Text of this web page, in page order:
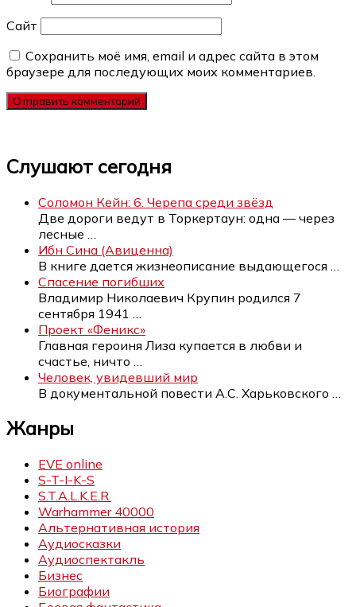
Сайт
Сохранить моё имя, email и адрес сайта в этом
браузере для последующих моих комментариев.
Слушают сегодня
Соломон Кейн: 6. Черепа среди звёзд
Две дороги ведут в Торкертаун: одна — через
лесные
Ибн Сина (Авиценна)
В книге дается жизнеописание выдающегося
Спасение погибших
Владимир Николаевич Крупин родился 7
сентября 1941
Проект «Феникс»
Главная героиня Лиза купается в любви и
счастье, ничто
Человек, увидевший мир
В документальной повести А.С. Харьковского
Жанры
EVE online
S-T-I-K-S
S.T.A.L.K.E.R.
Warhammer 40000
Альтернативная история
Аудиосказки
Аудиоспектакль
Бизнес
Биографии